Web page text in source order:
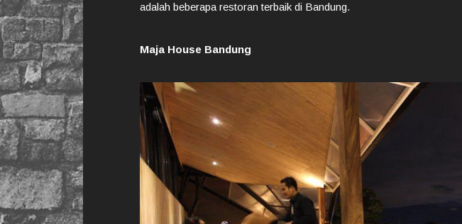
adalah beberapa restoran terbaik di Bandung.
Maja House Bandung